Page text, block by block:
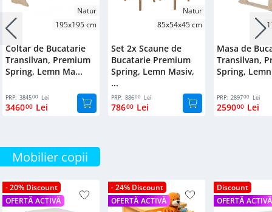
Natur
195x195 cm
Coltar de Bucatarie
Transilvan, Premium
Spring, Lemn Ma...
PRP: 384500 Lei
346000 Lei
Natur
85x54x45 cm
Set 2x Scaune de
Bucatarie Premium
Spring, Lemn Masiv,
...
PRP: 88600 Lei
78600 Lei
Masa de
Transilvan,
Spring,
PRP: 289700 Lei
259000 Lei
Mobilier copii
- 20% Discount
OFERTĂ ACTIVĂ
- 24% Discount
OFERTĂ ACTIVĂ
Discount
OFERTĂ ACTIVĂ